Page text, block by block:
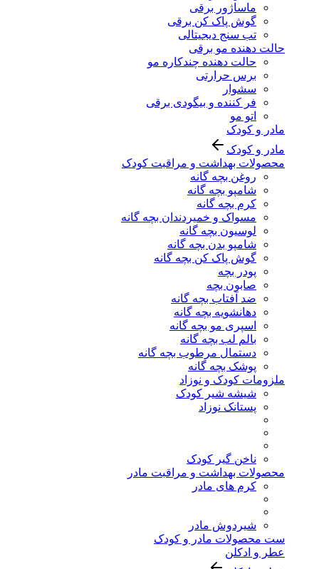
ماساژور برقی
گوش پاک کن برقی
تب سنج دیجیتالی
حالت دهنده مو برقی
حالت دهنده چندکاره مو
برس حرارتی
سشوار
فر کننده و بیگودی برقی
اتو مو
مادر و کودک
مادر و کودک
محصولات بهداشت و مراقبت کودک
روغن بچه گانه
شامپو بچه گانه
کرم بچه گانه
مسواک و خمیردندان بچه گانه
لوسیون بچه گانه
شامپو بدن بچه گانه
گوش پاک کن بچه گانه
پودر بچه
صابون بچه
ضد آفتاب بچه گانه
دهانشویه بچه گانه
اسپری مو بچه گانه
بالم لب بچه گانه
دستمال مرطوب بچه گانه
پوشک بچه گانه
ملزومات کودک و نوزاد
شیشه شیر کودک
پستانک نوزاد
ناخن گیر کودک
محصولات بهداشت و مراقبت مادر
کرم های مادر
شیردوش مادر
ست محصولات مادر و کودک
عطر و ادکلن